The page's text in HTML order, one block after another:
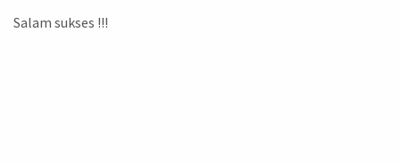
Salam sukses !!!